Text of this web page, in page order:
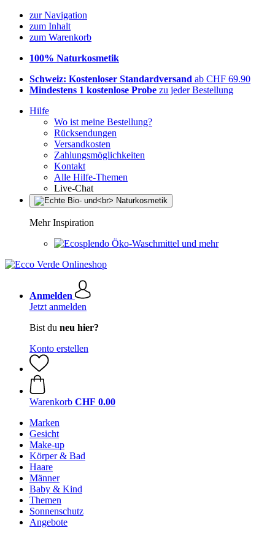
zur Navigation
zum Inhalt
zum Warenkorb
100% Naturkosmetik
Schweiz: Kostenloser Standardversand ab CHF 69.90
Mindestens 1 kostenlose Probe zu jeder Bestellung
Hilfe
Wo ist meine Bestellung?
Rücksendungen
Versandkosten
Zahlungsmöglichkeiten
Kontakt
Alle Hilfe-Themen
Live-Chat
Mehr Inspiration
Öko-Waschmittel und mehr
Anmelden
Jetzt anmelden
Bist du neu hier?
Konto erstellen
Warenkorb CHF 0.00
Marken
Gesicht
Make-up
Körper & Bad
Haare
Männer
Baby & Kind
Themen
Sonnenschutz
Angebote